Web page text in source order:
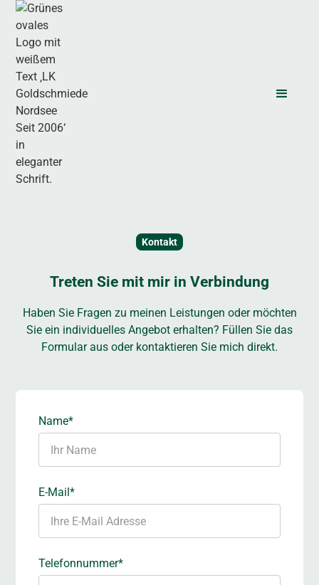
Kontakt
Treten Sie mit mir in Verbindung
Haben Sie Fragen zu meinen Leistungen oder möchten
Sie ein individuelles Angebot erhalten? Füllen Sie das
Formular aus oder kontaktieren Sie mich direkt.
Name*
E-Mail*
Telefonnummer*